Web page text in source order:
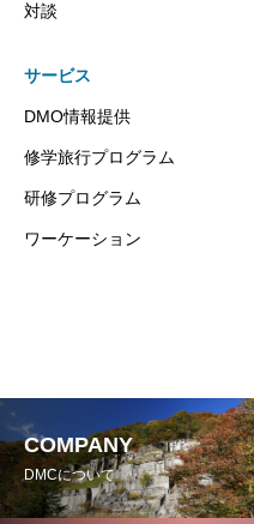
対談
サービス
DMO情報提供
修学旅行プログラム
研修プログラム
ワーケーション
COMPANY
DMCについて